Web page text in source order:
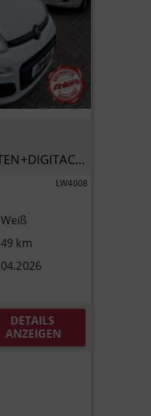
Pop+KLIMA+PDC+ASSISTENTEN+DIGITACHO+ISOFIX+
LW4008
Weiß
49 km
04.2026
DETAILS
ANZEIGEN